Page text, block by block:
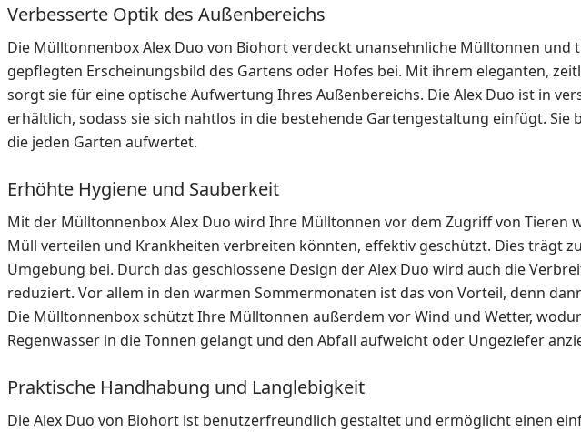
Verbesserte Optik des Außenbereichs
Die Mülltonnenbox Alex Duo von Biohort verdeckt unansehnliche Mülltonnen
gepflegten Erscheinungsbild des Gartens oder Hofes bei. Mit ihrem eleganten,
sorgt sie für eine optische Aufwertung Ihres Außenbereichs. Die Alex Duo ist in
erhältlich, sodass sie sich nahtlos in die bestehende Gartengestaltung einfügt.
die jeden Garten aufwertet.
Erhöhte Hygiene und Sauberkeit
Mit der Mülltonnenbox Alex Duo wird Ihre Mülltonnen vor dem Zugriff von Tieren
Müll verteilen und Krankheiten verbreiten könnten, effektiv geschützt. Dies trägt
Umgebung bei. Durch das geschlossene Design der Alex Duo wird auch die
reduziert. Vor allem in den warmen Sommermonaten ist das von Vorteil, denn
Die Mülltonnenbox schützt Ihre Mülltonnen außerdem vor Wind und Wetter,
Regenwasser in die Tonnen gelangt und den Abfall aufweicht oder Ungeziefer
Praktische Handhabung und Langlebigkeit
Die Alex Duo von Biohort ist benutzerfreundlich gestaltet und ermöglicht einen